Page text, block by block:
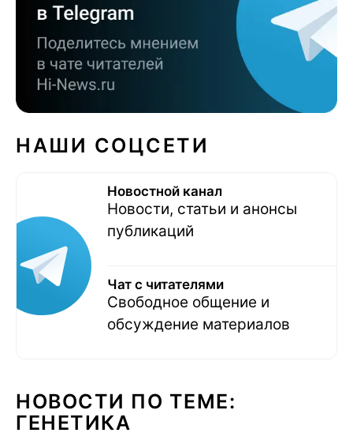
НАШИ СОЦСЕТИ
Новостной канал
Новости, статьи и анонсы
публикаций
Чат с читателями
Свободное общение и
обсуждение материалов
НОВОСТИ ПО ТЕМЕ:
ГЕНЕТИКА